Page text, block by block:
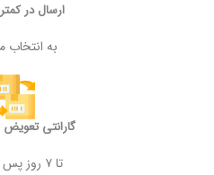
ارسال در
به
گارانتی
تا ۷ روز پس از خرید